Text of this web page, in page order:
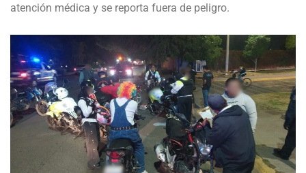
atención médica y se reporta fuera de peligro.